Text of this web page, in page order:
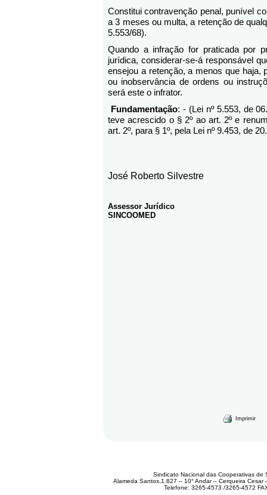
Constitui contravenção penal, punível
a 3 meses ou multa, a retenção de
5.553/68).
Quando a infração for praticada por
jurídica, considerar-se-á responsável
ensejou a retenção, a menos que haja,
ou inobservância de ordens ou
será este o infrator.
Fundamentação: - (Lei nº 5.553, de
teve acrescido o § 2º ao art. 2º e
art. 2º, para § 1º, pela Lei nº 9.453, de
José Roberto Silvestre
Assessor Jurídico
SINCOOMED
Imprimir
Sindicato Nacional das Cooperativas de
Alameda Santos,1.827 – 10° Andar – Cerqueira
Telefone: 3265-4573 /3265-4572